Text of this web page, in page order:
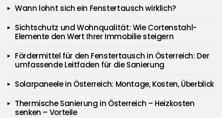
Wann lohnt sich ein Fenstertausch wirklich?
Sichtschutz und Wohnqualität: Wie Cortenstahl-
Elemente den Wert Ihrer Immobilie steigern
Fördermittel für den Fenstertausch in Österreich: Der
umfassende Leitfaden für die Sanierung
Solarpaneele in Österreich: Montage, Kosten, Überblick
Thermische Sanierung in Österreich – Heizkosten
senken – Vorteile